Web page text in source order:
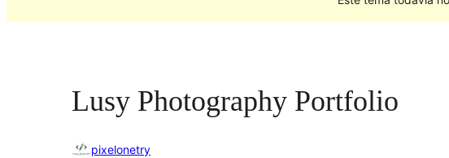
Lusy Photography Portfolio
pixelonetry